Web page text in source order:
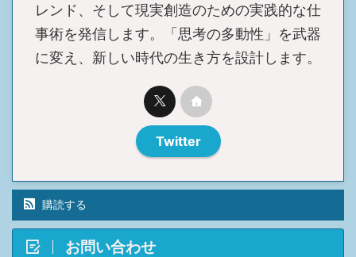
レンド、そして現実創造のための実践的な仕
事術を発信します。「思考の多動性」を武器
に変え、新しい時代の生き方を設計します。
Twitter
購読する
お問い合わせ